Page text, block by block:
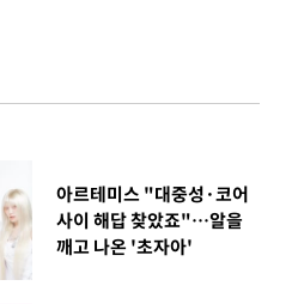
아르테미스 "대중성·코어
사이 해답 찾았죠"…알을
깨고 나온 '초자아'